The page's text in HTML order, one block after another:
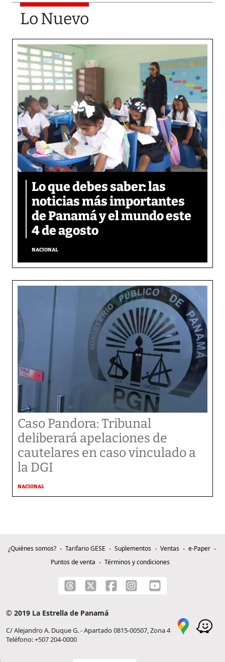
Lo Nuevo
Lo que debes saber: las
noticias más importantes
de Panamá y el mundo este
4 de agosto
NACIONAL
Caso Pandora: Tribunal
deliberará apelaciones de
cautelares en caso vinculado a
la DGI
NACIONAL
¿Quiénes somos? Tarifario GESE Suplementos Ventas
e-Paper
Puntos de venta
Términos y condiciones
© 2019 La Estrella de Panamá
C/ Alejandro A. Duque G. - Apartado 0815-00507, Zona 4
Teléfono: +507 204-0000